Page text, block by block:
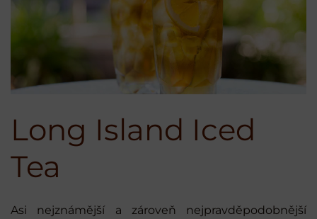
Long Island Iced
Tea
Asi nejznámější a zároveň nejpravděpodobnější